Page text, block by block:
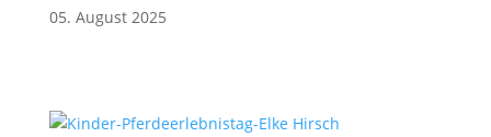
05. August 2025